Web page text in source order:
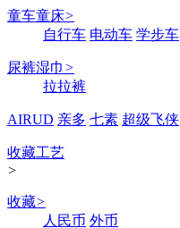
童车童床>
自行车 电动车 学步车
尿裤湿巾 >
拉拉裤
AIRUD 亲多 七素 超级飞侠
收藏工艺
>
收藏>
人民币 外币